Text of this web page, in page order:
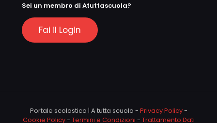
Sei un membro di Atuttascuola?
Fai il Login
Portale scolastico | A tutta scuola - Privacy Policy-
Cookie Policy- Termini e Condizioni - Trattamento Dati